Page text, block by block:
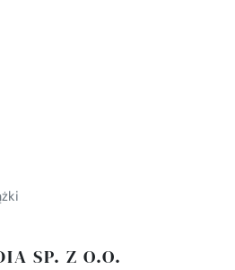
SP. Z O.O.